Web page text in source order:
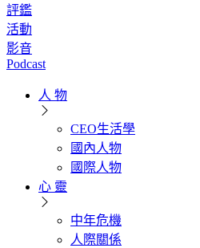
評鑑
活動
影音
Podcast
人 物
CEO生活學
國內人物
國際人物
心 靈
中年危機
人際關係